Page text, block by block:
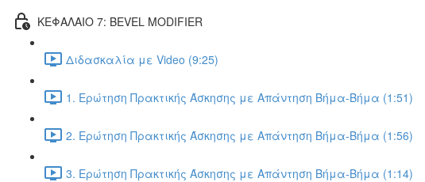
ΚΕΦΑΛΑΙΟ 7: BEVEL MODIFIER
Διδασκαλία με Video (9:25)
1. Ερώτηση Πρακτικής Άσκησης με Απάντηση Βήμα-Βήμα (1:51)
2. Ερώτηση Πρακτικής Άσκησης με Απάντηση Βήμα-Βήμα (1:56)
3. Ερώτηση Πρακτικής Άσκησης με Απάντηση Βήμα-Βήμα (1:14)